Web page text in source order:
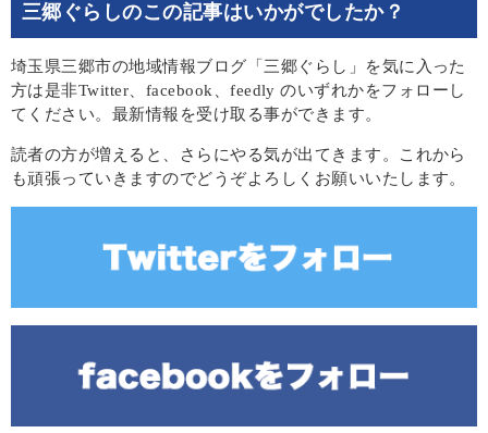
三郷ぐらしのこの記事はいかがでしたか？
埼玉県三郷市の地域情報ブログ「三郷ぐらし」を気に入った
方は是非Twitter、facebook、feedly のいずれかをフォローし
てください。最新情報を受け取る事ができます。
読者の方が増えると、さらにやる気が出てきます。これから
も頑張っていきますのでどうぞよろしくお願いいたします。